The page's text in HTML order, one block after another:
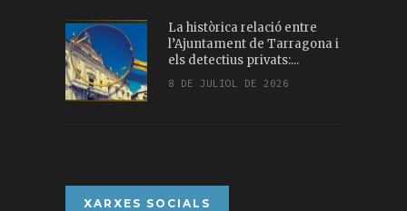
La històrica relació entre
l’Ajuntament de Tarragona i
els detectius privats:...
8 DE JULIOL DE 2026
XARXES SOCIALS